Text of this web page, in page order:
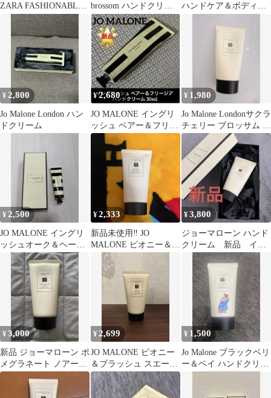
ZARA FASHIONABLY
LONDON ハンドク
brossom ハンドクリー
ム 50ml
ハンドケア＆ボディウ
¥ 2,800
Jo Malone London ハン
ドクリーム
¥2,680
JO MALONE イングリ
ッシュ ベアー＆フリー
ジア ハンドクリーム
¥ 1,980
Jo Malone Londonサクラ
チェリー ブロッサム ハ
ンドクリーム♡
¥ 2,500
JO MALONE イングリ
ッシュオーク＆ヘーゼ
ルナッツ ハンドクリー
¥2,333
新品未使用‼️ JO
MALONE ピオニー＆ブ
ラッシュスエードハン
ドクリーム
¥3,800
ジョーマローン ハンド
クリーム 新品 イン
グリッシュペアー
¥3,000
新品 ジョーマローン ポ
メグラネート ノアール
ハンドクリーム
¥ 2,699
JO MALONE ピオニー
＆ブラッシュ スエード
ハンドクリーム 50ml
¥ 1,500
Jo Malone ブラックベリ
ー＆ベイ ハンドクリー